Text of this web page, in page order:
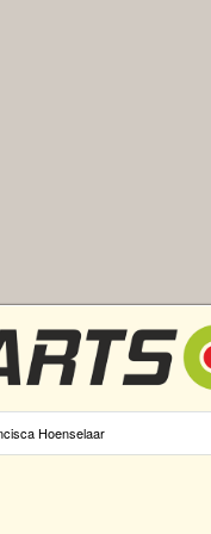
Hoenselaar